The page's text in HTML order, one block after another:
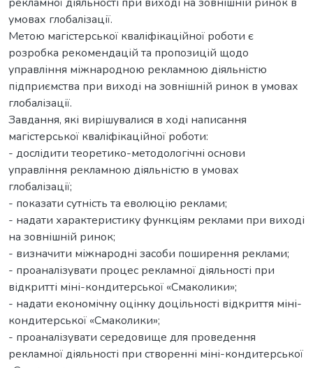
умовах глобалізації.
Метою магістерської кваліфікаційної роботи є
розробка рекомендацій та пропозицій щодо
управління міжнародною рекламною діяльністю
підприємства при виході на зовнішній ринок в умовах
глобалізації.
Завдання, які вирішувалися в ході написання
магістерської кваліфікаційної роботи:
- дослідити теоретико-методологічні основи
управління рекламною діяльністю в умовах
глобалізації;
- показати сутність та еволюцію реклами;
- надати характеристику функціям реклами при виході
на зовнішній ринок;
- визначити міжнародні засоби поширення реклами;
- проаналізувати процес рекламної діяльності при
відкритті міні-кондитерської «Смаколики»;
- надати економічну оцінку доцільності відкриття міні-
кондитерської «Смаколики»;
- проаналізувати середовище для проведення
рекламної діяльності при створенні міні-кондитерської